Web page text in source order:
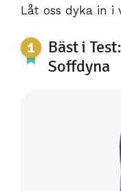
Låt oss dyka in i
Bäst i
Soffdyna